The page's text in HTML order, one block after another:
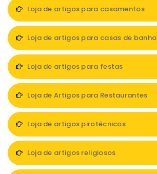
Loja de artigos para casamentos
Loja de artigos para casas de banho
Loja de artigos para festas
Loja de Artigos para Restaurantes
Loja de artigos pirotécnicos
Loja de artigos religiosos